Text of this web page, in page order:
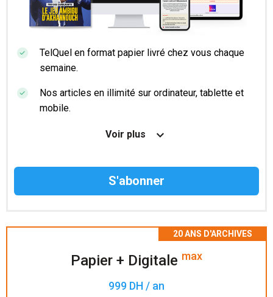
TelQuel en format papier livré chez vous chaque
semaine.
Nos articles en illimité sur ordinateur, tablette et
mobile.
Le magazine TelQuel en numérique avant la sortie
Voir plus
Papier + Digitale max
999 DH / an